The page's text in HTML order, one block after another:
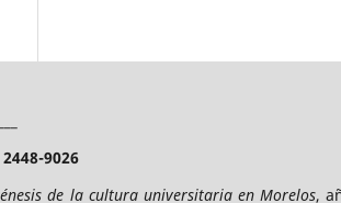
9026
de la cultura universitaria en Morelos,